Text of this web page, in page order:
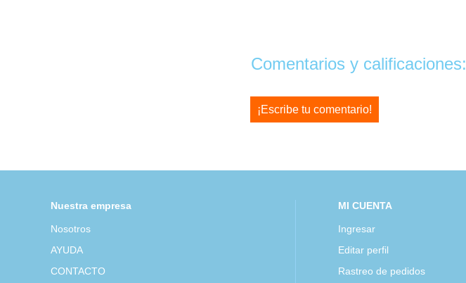
Comentarios y calificaciones:
¡Escribe tu comentario!
Nuestra empresa
Nosotros
AYUDA
CONTACTO
MI CUENTA
Ingresar
Editar perfil
Rastreo de pedidos